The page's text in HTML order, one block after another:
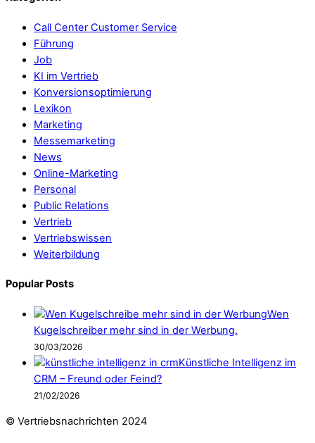
Call Center Customer Service
Führung
Job
KI im Vertrieb
Konversionsoptimierung
Lexikon
Marketing
Messemarketing
News
Online-Marketing
Personal
Public Relations
Vertrieb
Vertriebswissen
Weiterbildung
Popular Posts
Wen
Kugelschreiber mehr sind in der Werbung.
30/03/2026
Künstliche Intelligenz im
CRM – Freund oder Feind?
21/02/2026
© Vertriebsnachrichten 2024